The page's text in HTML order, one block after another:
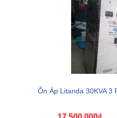
Ổn Áp Litanda 30KVA 3